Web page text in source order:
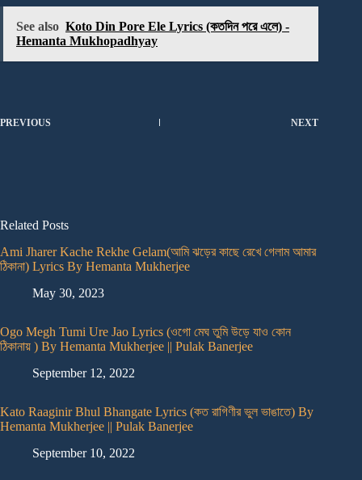
See also Koto Din Pore Ele Lyrics (কতদিন পরে এলে) -
Hemanta Mukhopadhyay
PREVIOUS NEXT
Related Posts
Ami Jharer Kache Rekhe Gelam(আমি ঝড়ের কাছে রেখে গেলাম আমার
ঠিকানা) Lyrics By Hemanta Mukherjee
May 30, 2023
Ogo Megh Tumi Ure Jao Lyrics (ওগো মেঘ তুমি উড়ে যাও কোন
ঠিকানায় ) By Hemanta Mukherjee || Pulak Banerjee
September 12, 2022
Kato Raaginir Bhul Bhangate Lyrics (কত রাগিণীর ভুল ভাঙাতে) By
Hemanta Mukherjee || Pulak Banerjee
September 10, 2022